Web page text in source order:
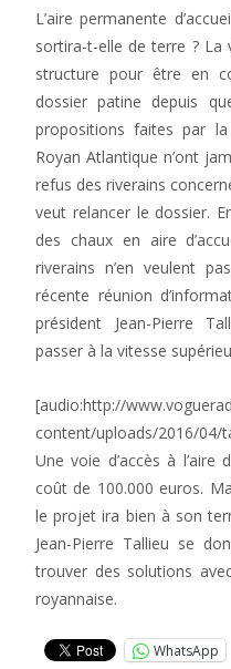
L’aire permanente
sortira-t-elle de terre ?
structure pour être en
dossier patine depuis
propositions faites par la
Royan Atlantique n’ont
refus des riverains
veut relancer le dossier.
des chaux en aire
riverains n’en veulent
récente réunion
président Jean-Pierre
passer à la vitesse
[audio:http://
content/uploads/2016/04/
Une voie d’accès à
coût de 100.000 euros.
le projet ira bien à son
Jean-Pierre Tallieu se
trouver des solutions
royannaise.
WhatsApp